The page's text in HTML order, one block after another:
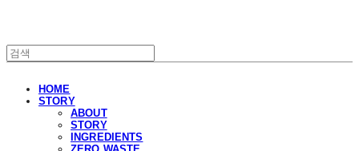
HOME
STORY
ABOUT
STORY
INGREDIENTS